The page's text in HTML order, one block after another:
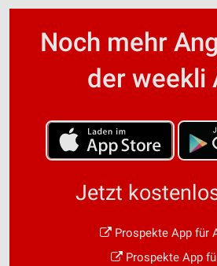
Noch mehr
der weekli
Jetzt
Prospekte App für
Prospekte App